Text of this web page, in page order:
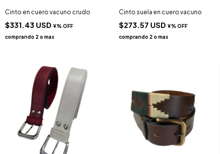
Cinto en cuero vacuno crudo
$331.43 USD
Cinto suela en cuero vacuno
$273.57 USD